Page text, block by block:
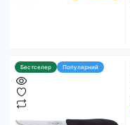
Бестселер Популярний